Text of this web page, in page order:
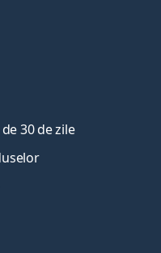
30 de zile